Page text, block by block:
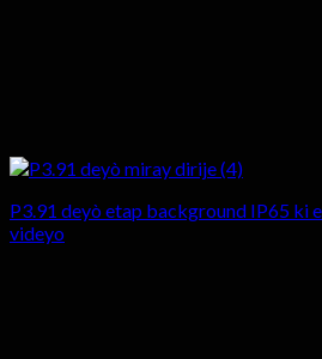
P3.91 deyò etap background IP65 ki
videyo